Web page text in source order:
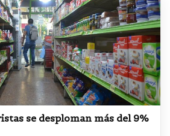
se desploman más del 9%